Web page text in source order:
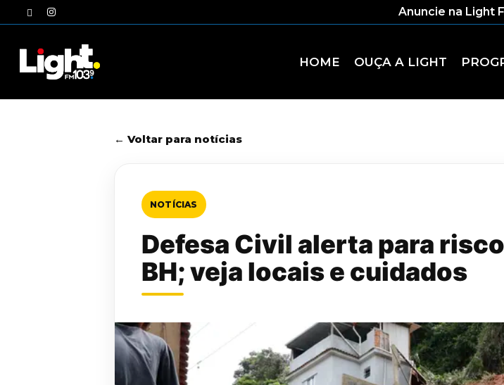
to
twitterinstagram Anuncie na Light
HOME OUÇA A LIGHT
← Voltar para notícias
NOTÍCIAS
Defesa Civil alerta para
BH; veja locais e cuidados